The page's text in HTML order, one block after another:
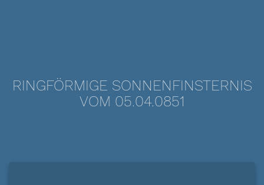
RINGFÖRMIGE SONNENFINSTERNIS
VOM 05.04.0851